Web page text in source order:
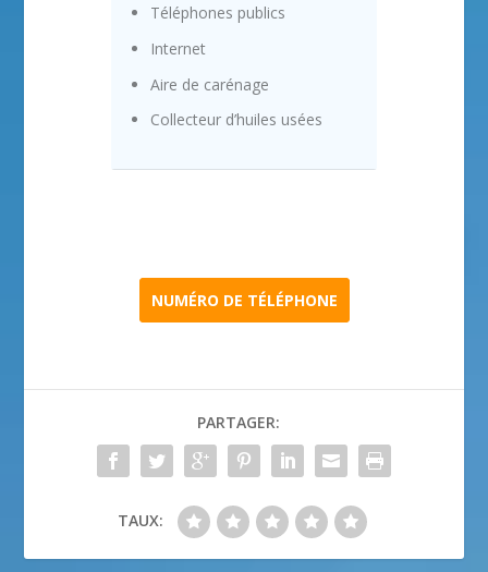
Téléphones publics
Internet
Aire de carénage
Collecteur d’huiles usées
NUMÉRO DE TÉLÉPHONE
PARTAGER:
TAUX: